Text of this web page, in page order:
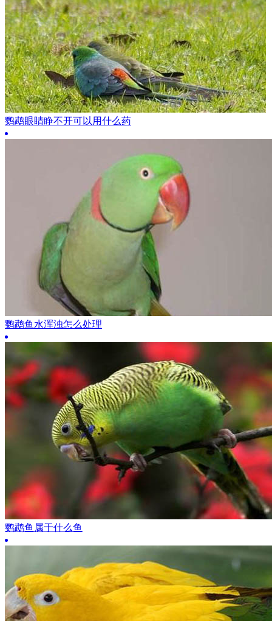
鹦鹉眼睛睁不开可以用什么药
鹦鹉鱼水浑浊怎么处理
鹦鹉鱼属于什么鱼